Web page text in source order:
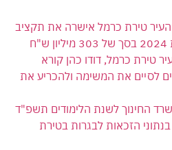
טירת כרמל אישרה את תקציב
טירת כרמל, דודו כהן קורא
לסיים את המשימה ולהכריע את
החינוך לשנת הלימודים תשפ"ד
בנתוני הזכאות לבגרות בטירת